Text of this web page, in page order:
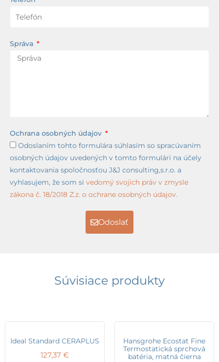
Správa
Ochrana osobných údajov
Odoslaním tohto formulára súhlasím so spracúvaním
osobných údajov uvedených v tomto formulári na účely
kontaktovania spoločnosťou J&J consulting,s.r.o. a
vyhlasujem, že som si vedomý svojich práv v zmysle
zákona č. 18/2018 Z.z. o ochrane osobných údajov.
Odoslať
Súvisiace produkty
Ideal Standard CERAPLUS
127,37 €
Hansgrohe Ecostat Fine
Termostatická sprchová
batéria, matná čierna